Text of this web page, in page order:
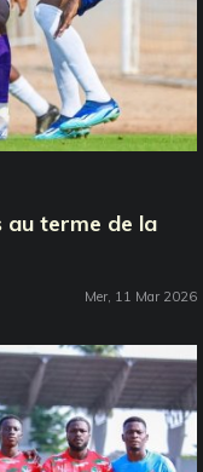
au terme de la
Mer, 11 Mar 2026